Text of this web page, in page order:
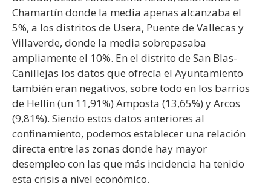
Chamartín donde la media apenas alcanzaba el
5%, a los distritos de Usera, Puente de Vallecas y
Villaverde, donde la media sobrepasaba
ampliamente el 10%. En el distrito de San Blas-
Canillejas los datos que ofrecía el Ayuntamiento
también eran negativos, sobre todo en los barrios
de Hellín (un 11,91%) Amposta (13,65%) y Arcos
(9,81%). Siendo estos datos anteriores al
confinamiento, podemos establecer una relación
directa entre las zonas donde hay mayor
desempleo con las que más incidencia ha tenido
esta crisis a nivel económico.